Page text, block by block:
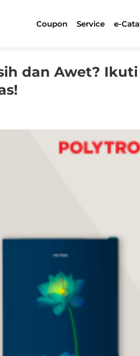
Coupon Service e-
dan Awet? Ikuti